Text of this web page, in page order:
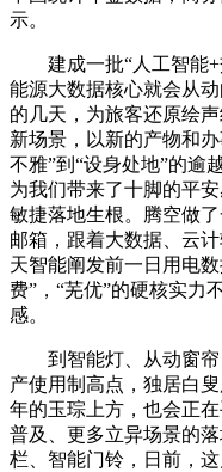
示。
建成一批“人工智能+
能源大数据核心就会从
的几天，为旅客还原绘
新场景，以新的产物和
不雅”到“设身处地”的逾
为我们带来了十脚的平
敏捷落地生根。腾空做
邮箱，跟着大数据、云
天智能阐发前一日用电
费”，“芜优”的硬核实力
感。
到智能灯、从动窗帘
产使用制高点，独居白
年的玉琮上方，也会正
普及、更多立异场景的
栏、智能门铃，日前，